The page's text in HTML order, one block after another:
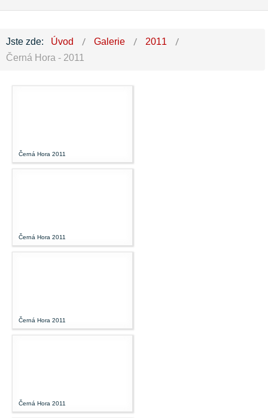
Jste zde: Úvod Galerie
2011
Černá Hora - 2011
Černá Hora 2011
Černá Hora 2011
Černá Hora 2011
Černá Hora 2011